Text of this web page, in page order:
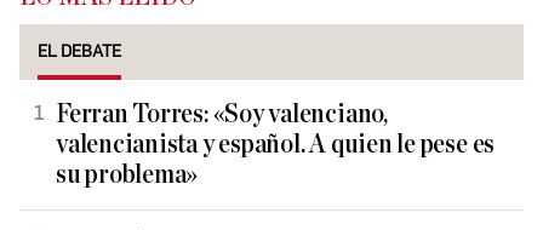
EL DEBATE
Ferran Torres: «Soy valenciano,
valencianista y español. A quien le pese es
su problema»